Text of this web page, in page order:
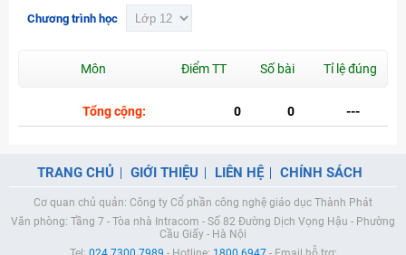
Chương trình học
Môn Điểm TT Số bài Tỉ lệ đúng
Tổng cộng: 0 0 ---
TRANG CHỦ GIỚI THIỆU LIÊN HỆ CHÍNH SÁCH
Cơ quan chủ quản: Công ty Cổ phần công nghệ giáo dục Thành Phát
Văn phòng: Tầng 7 - Tòa nhà Intracom - Số 82 Đường Dịch Vọng Hậu - Phường
Cầu Giấy - Hà Nội